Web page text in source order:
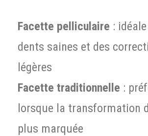
Facette pelliculaire :
dents saines et des
légères
Facette traditionnelle :
lorsque la transformation
plus marquée